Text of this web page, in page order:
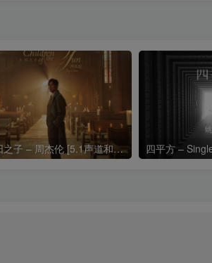
太阳之子 – 周杰伦 [5.1声道和192k母带] 四平方 –